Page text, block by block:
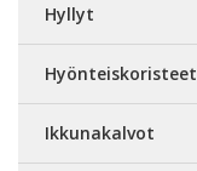
Hyllyt
Hyönteiskoristeet
Ikkunakalvot